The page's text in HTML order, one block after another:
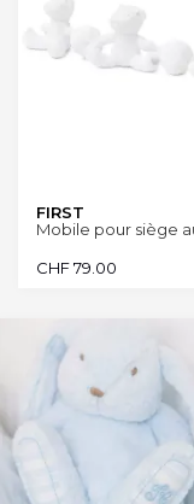
FIRST
Mobile pour siège
CHF79.00